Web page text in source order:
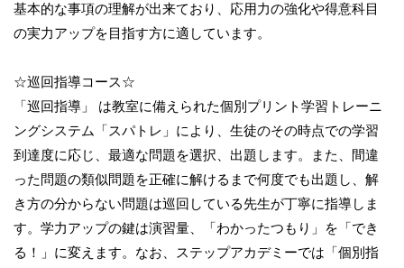
基本的な事項の理解が出来ており、応用力の強化や得意科目
の実力アップを目指す方に適しています。
☆巡回指導コース☆
「巡回指導」 は教室に備えられた個別プリント学習トレーニ
ングシステム「スパトレ」により、生徒のその時点での学習
到達度に応じ、最適な問題を選択、出題します。また、間違
った問題の類似問題を正確に解けるまで何度でも出題し、解
き方の分からない問題は巡回している先生が丁寧に指導しま
す。学力アップの鍵は演習量、「わかったつもり」を「でき
る！」に変えます。なお、ステップアカデミーでは「個別指